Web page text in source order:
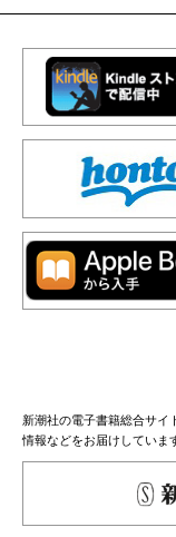
新潮社の電子書籍総合サイ
情報などをお届けしていま